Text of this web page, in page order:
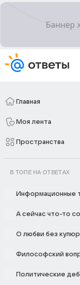
Главная
Моя лента
Пространства
В ТОПЕ НА ОТВЕТАХ
Информационные
А сейчас что-то
О любви без купюр
Философский
Политические